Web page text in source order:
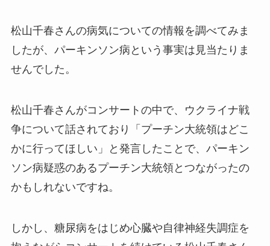
松山千春さんの病気についての情報を調べてみま
したが、パーキンソン病という事実は見当たりま
せんでした。
松山千春さんがコンサートの中で、ウクライナ戦
争について話されており「プーチン大統領はどこ
かに行ってほしい」と発言したことで、パーキン
ソン病疑惑のあるプーチン大統領とつながったの
かもしれないですね。
しかし、糖尿病をはじめ心臓や自律神経失調症を